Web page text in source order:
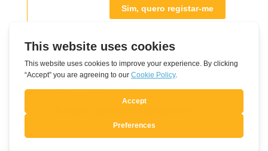
Sim, quero registar-me
Pensamento do dia